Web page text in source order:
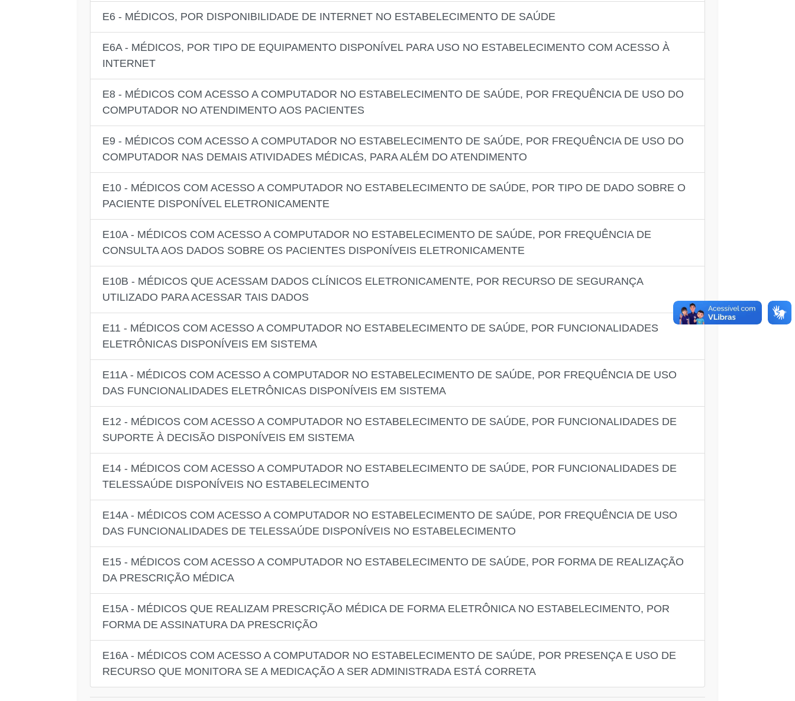
E6 - MÉDICOS, POR DISPONIBILIDADE DE INTERNET NO ESTABELECIMENTO DE SAÚDE
E6A - MÉDICOS, POR TIPO DE EQUIPAMENTO DISPONÍVEL PARA USO NO ESTABELECIMENTO COM ACESSO À
INTERNET
E8 - MÉDICOS COM ACESSO A COMPUTADOR NO ESTABELECIMENTO DE SAÚDE, POR FREQUÊNCIA DE USO DO
COMPUTADOR NO ATENDIMENTO AOS PACIENTES
E9 - MÉDICOS COM ACESSO A COMPUTADOR NO ESTABELECIMENTO DE SAÚDE, POR FREQUÊNCIA DE USO DO
COMPUTADOR NAS DEMAIS ATIVIDADES MÉDICAS, PARA ALÉM DO ATENDIMENTO
E10 - MÉDICOS COM ACESSO A COMPUTADOR NO ESTABELECIMENTO DE SAÚDE, POR TIPO DE DADO SOBRE O
PACIENTE DISPONÍVEL ELETRONICAMENTE
E10A - MÉDICOS COM ACESSO A COMPUTADOR NO ESTABELECIMENTO DE SAÚDE, POR FREQUÊNCIA DE
CONSULTA AOS DADOS SOBRE OS PACIENTES DISPONÍVEIS ELETRONICAMENTE
E10B - MÉDICOS QUE ACESSAM DADOS CLÍNICOS ELETRONICAMENTE, POR RECURSO DE SEGURANÇA
UTILIZADO PARA ACESSAR TAIS DADOS
E11 - MÉDICOS COM ACESSO A COMPUTADOR NO ESTABELECIMENTO DE SAÚDE, POR FUNCIONALIDADES
ELETRÔNICAS DISPONÍVEIS EM SISTEMA
E11A - MÉDICOS COM ACESSO A COMPUTADOR NO ESTABELECIMENTO DE SAÚDE, POR FREQUÊNCIA DE USO
DAS FUNCIONALIDADES ELETRÔNICAS DISPONÍVEIS EM SISTEMA
E12 - MÉDICOS COM ACESSO A COMPUTADOR NO ESTABELECIMENTO DE SAÚDE, POR FUNCIONALIDADES DE
SUPORTE À DECISÃO DISPONÍVEIS EM SISTEMA
E14 - MÉDICOS COM ACESSO A COMPUTADOR NO ESTABELECIMENTO DE SAÚDE, POR FUNCIONALIDADES DE
TELESSAÚDE DISPONÍVEIS NO ESTABELECIMENTO
E14A - MÉDICOS COM ACESSO A COMPUTADOR NO ESTABELECIMENTO DE SAÚDE, POR FREQUÊNCIA DE USO
DAS FUNCIONALIDADES DE TELESSAÚDE DISPONÍVEIS NO ESTABELECIMENTO
E15 - MÉDICOS COM ACESSO A COMPUTADOR NO ESTABELECIMENTO DE SAÚDE, POR FORMA DE REALIZAÇÃO
DA PRESCRIÇÃO MÉDICA
E15A - MÉDICOS QUE REALIZAM PRESCRIÇÃO MÉDICA DE FORMA ELETRÔNICA NO ESTABELECIMENTO, POR
FORMA DE ASSINATURA DA PRESCRIÇÃO
E16A - MÉDICOS COM ACESSO A COMPUTADOR NO ESTABELECIMENTO DE SAÚDE, POR PRESENÇA E USO DE
RECURSO QUE MONITORA SE A MEDICAÇÃO A SER ADMINISTRADA ESTÁ CORRETA